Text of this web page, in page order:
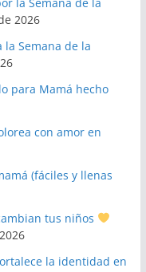
2026
la Semana de la
para Mamá hecho
con amor en
(fáciles y llenas
tus niños
fortalece la identidad en